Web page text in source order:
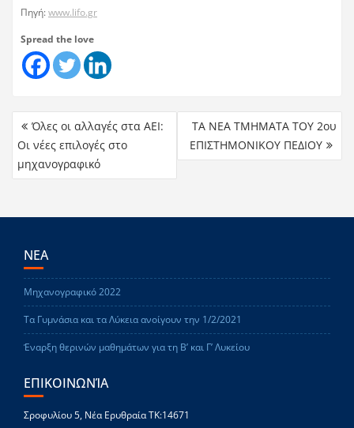
Πηγή:www.lifo.gr
Spread the love
Όλες οι αλλαγές στα ΑΕΙ:
Οι νέες επιλογές στο
μηχανογραφικό
TA NEA TMHMATA TOY 2ου
ΕΠΙΣΤΗΜΟΝΙΚΟΥ ΠΕΔΙΟΥ
ΝΕΑ
Μηχανογραφικό 2022
Τα Γυμνάσια και τα Λύκεια ανοίγουν την 1/2/2021
Έναρξη θερινών μαθημάτων για τη Β’ και Γ’ Λυκείου
ΕΠΙΚΟΙΝΩΝΊΑ
Σροφυλίου 5, Νέα Ερυθραία ΤΚ:14671